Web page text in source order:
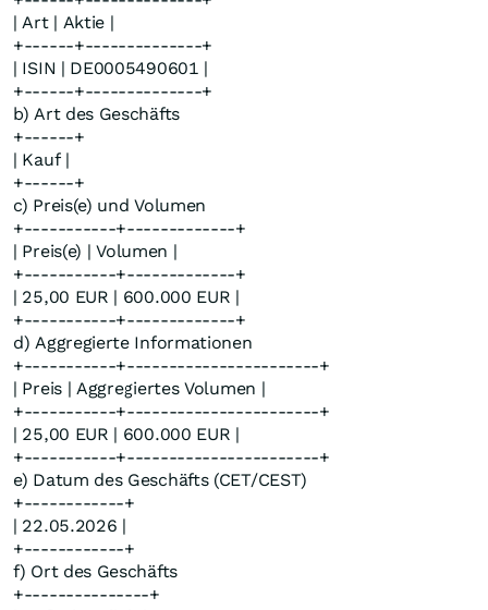
| Art | Aktie |
+------+--------------+
| ISIN | DE0005490601 |
+------+--------------+
b) Art des Geschäfts
+------+
| Kauf |
+------+
c) Preis(e) und Volumen
+-----------+-------------+
| Preis(e) | Volumen |
+-----------+-------------+
| 25,00 EUR | 600.000 EUR |
+-----------+-------------+
d) Aggregierte Informationen
+-----------+-----------------------+
| Preis | Aggregiertes Volumen |
+-----------+-----------------------+
| 25,00 EUR | 600.000 EUR |
+-----------+-----------------------+
e) Datum des Geschäfts (CET/CEST)
+------------+
| 22.05.2026 |
+------------+
f) Ort des Geschäfts
+---------------+